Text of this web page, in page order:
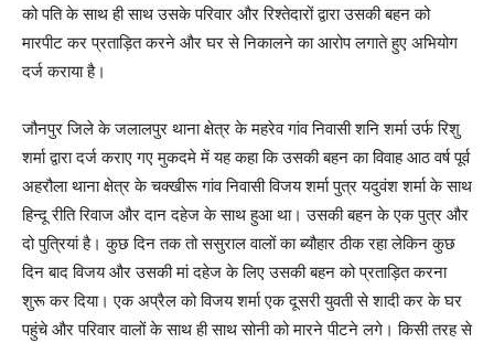
को पति के साथ ही साथ उसके परिवार और रिश्तेदारों द्वारा उसकी बहन को
मारपीट कर प्रताड़ित करने और घर से निकालने का आरोप लगाते हुए अभियोग
दर्ज कराया है।
जौनपुर जिले के जलालपुर थाना क्षेत्र के महरेव गांव निवासी शनि शर्मा उर्फ रिशु
शर्मा द्वारा दर्ज कराए गए मुकदमे में यह कहा कि उसकी बहन का विवाह आठ वर्ष पूर्व
अहरौला थाना क्षेत्र के चक्खीरू गांव निवासी विजय शर्मा पुत्र यदुवंश शर्मा के साथ
हिन्दू रीति रिवाज और दान दहेज के साथ हुआ था। उसकी बहन के एक पुत्र और
दो पुत्रियां है। कुछ दिन तक तो ससुराल वालों का ब्यौहार ठीक रहा लेकिन कुछ
दिन बाद विजय और उसकी मां दहेज के लिए उसकी बहन को प्रताड़ित करना
शुरू कर दिया। एक अप्रैल को विजय शर्मा एक दूसरी युवती से शादी कर के घर
पहुंचे और परिवार वालों के साथ ही साथ सोनी को मारने पीटने लगे। किसी तरह से